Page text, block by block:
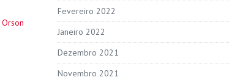
Orson
Fevereiro 2022
Janeiro 2022
Dezembro 2021
Novembro 2021